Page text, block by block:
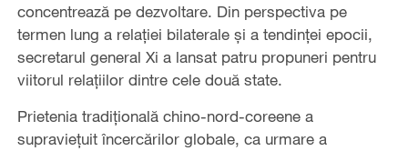
concentrează pe dezvoltare. Din perspectiva pe
termen lung a relației bilaterale și a tendinței epocii,
secretarul general Xi a lansat patru propuneri pentru
viitorul relațiilor dintre cele două state.
Prietenia tradițională chino-nord-coreene a
supraviețuit încercărilor globale, ca urmare a